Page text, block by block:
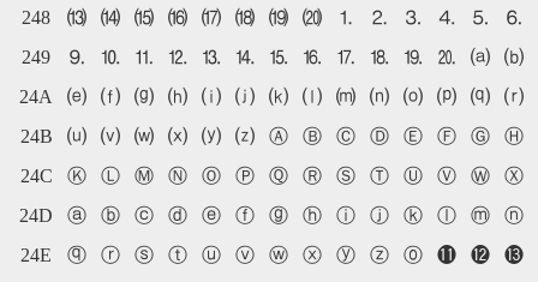
248
⒀ ⒁ ⒂ ⒃ ⒄ ⒅ ⒆ ⒇ ⒈ ⒉ ⒊ ⒋ ⒌
⒍
249
⒐ ⒑ ⒒ ⒓ ⒔ ⒕ ⒖ ⒗ ⒘ ⒙ ⒚ ⒛ ⒜
⒝
24A
⒠ ⒡ ⒢ ⒣ ⒤ ⒥ ⒦ ⒧ ⒨ ⒩ ⒪ ⒫ ⒬
⒭
24B
⒰ ⒱ ⒲ ⒳ ⒴ ⒵ Ⓐ Ⓑ Ⓒ Ⓓ Ⓔ Ⓕ Ⓖ
Ⓗ
24C
Ⓚ Ⓛ Ⓜ Ⓝ Ⓞ Ⓟ Ⓠ Ⓡ Ⓢ Ⓣ Ⓤ Ⓥ Ⓦ
Ⓧ
24D
ⓐ ⓑ ⓒ ⓓ ⓔ ⓕ ⓖ ⓗ ⓘ ⓙ ⓚ ⓛ ⓜ
ⓝ
24E
ⓠ ⓡ ⓢ ⓣ ⓤ ⓥ ⓦ ⓧ ⓨ ⓩ ⓪ ⓫ ⓬
⓭